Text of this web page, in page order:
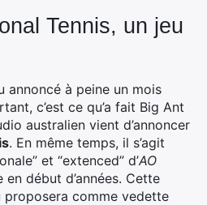
Tennis, un jeu
annoncé à peine un mois
c’est ce qu’a fait Big Ant
australien vient d’annoncer
. En même temps, il s’agit
et “extenced” d’AO
en début d’années. Cette
proposera comme vedette